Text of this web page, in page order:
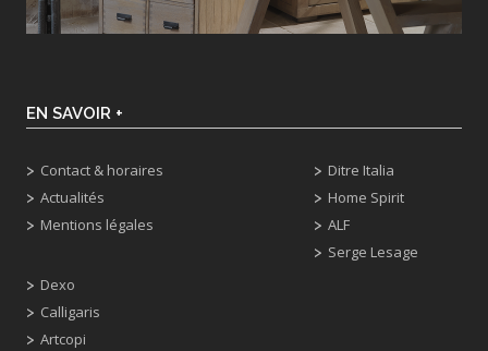
EN SAVOIR +
Contact & horaires
Actualités
Mentions légales
Dexo
Calligaris
Artcopi
Ditre Italia
Home Spirit
ALF
Serge Lesage